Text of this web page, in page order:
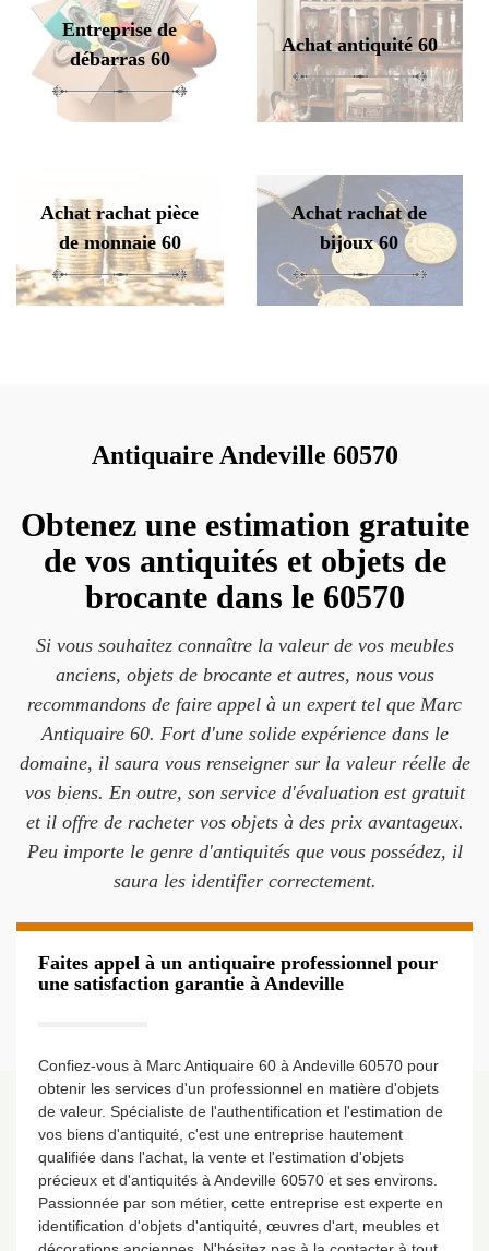
Entreprise de
débarras 60
Achat antiquité 60
Achat rachat pièce
de monnaie 60
Achat rachat de
bijoux 60
Antiquaire Andeville 60570
Obtenez une estimation gratuite
de vos antiquités et objets de
brocante dans le 60570
Si vous souhaitez connaître la valeur de vos meubles
anciens, objets de brocante et autres, nous vous
recommandons de faire appel à un expert tel que Marc
Antiquaire 60. Fort d'une solide expérience dans le
domaine, il saura vous renseigner sur la valeur réelle de
vos biens. En outre, son service d'évaluation est gratuit
et il offre de racheter vos objets à des prix avantageux.
Peu importe le genre d'antiquités que vous possédez, il
saura les identifier correctement.
Faites appel à un antiquaire professionnel pour
une satisfaction garantie à Andeville
Confiez-vous à Marc Antiquaire 60 à Andeville 60570 pour
obtenir les services d'un professionnel en matière d'objets
de valeur. Spécialiste de l'authentification et l'estimation de
vos biens d'antiquité, c'est une entreprise hautement
qualifiée dans l'achat, la vente et l'estimation d'objets
précieux et d'antiquités à Andeville 60570 et ses environs.
Passionnée par son métier, cette entreprise est experte en
identification d'objets d'antiquité, œuvres d'art, meubles et